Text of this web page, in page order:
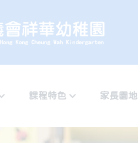
課程特色 家長園地